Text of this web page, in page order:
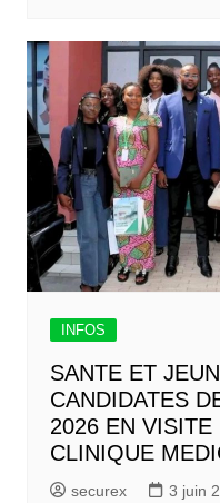
INFOS
SANTE ET
CANDIDATES
2026 EN VISITE
CLINIQUE
securex 3 juin